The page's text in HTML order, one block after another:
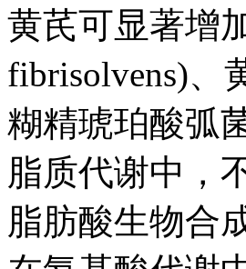
黄芪可显著增
fibrisolvens)、
糊精琥珀酸弧
脂质代谢中，
脂肪酸生物合